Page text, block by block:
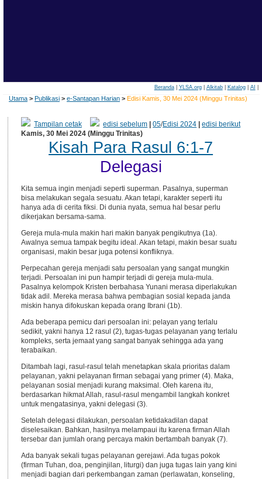
Beranda| YLSA.org| Alkitab| Katalog| AI
Utama > Publikasi > e-Santapan Harian > Edisi Kamis, 30 Mei 2024 (Minggu Trinitas)
Tampilan cetak edisi sebelum |05/Edisi 2024 |edisi berikut
Kamis, 30 Mei 2024 (Minggu Trinitas)
Kisah Para Rasul 6:1-7
Delegasi
Kita semua ingin menjadi seperti superman. Pasalnya, superman
bisa melakukan segala sesuatu. Akan tetapi, karakter seperti itu
hanya ada di cerita fiksi. Di dunia nyata, semua hal besar perlu
dikerjakan bersama-sama.
Gereja mula-mula makin hari makin banyak pengikutnya (1a).
Awalnya semua tampak begitu ideal. Akan tetapi, makin besar suatu
organisasi, makin besar juga potensi konfliknya.
Perpecahan gereja menjadi satu persoalan yang sangat mungkin
terjadi. Persoalan ini pun hampir terjadi di gereja mula-mula.
Pasalnya kelompok Kristen berbahasa Yunani merasa diperlakukan
tidak adil. Mereka merasa bahwa pembagian sosial kepada janda
miskin hanya difokuskan kepada orang Ibrani (1b).
Ada beberapa pemicu dari persoalan ini: pelayan yang terlalu
sedikit, yakni hanya 12 rasul (2), tugas-tugas pelayanan yang terlalu
kompleks, serta jemaat yang sangat banyak sehingga ada yang
terabaikan.
Ditambah lagi, rasul-rasul telah menetapkan skala prioritas dalam
pelayanan, yakni pelayanan firman sebagai yang primer (4). Maka,
pelayanan sosial menjadi kurang maksimal. Oleh karena itu,
berdasarkan hikmat Allah, rasul-rasul mengambil langkah konkret
untuk mengatasinya, yakni delegasi (3).
Setelah delegasi dilakukan, persoalan ketidakadilan dapat
diselesaikan. Bahkan, hasilnya melampaui itu karena firman Allah
tersebar dan jumlah orang percaya makin bertambah banyak (7).
Ada banyak sekali tugas pelayanan gerejawi. Ada tugas pokok
(firman Tuhan, doa, penginjilan, liturgi) dan juga tugas lain yang kini
menjadi bagian dari perkembangan zaman (perlawatan, konseling,